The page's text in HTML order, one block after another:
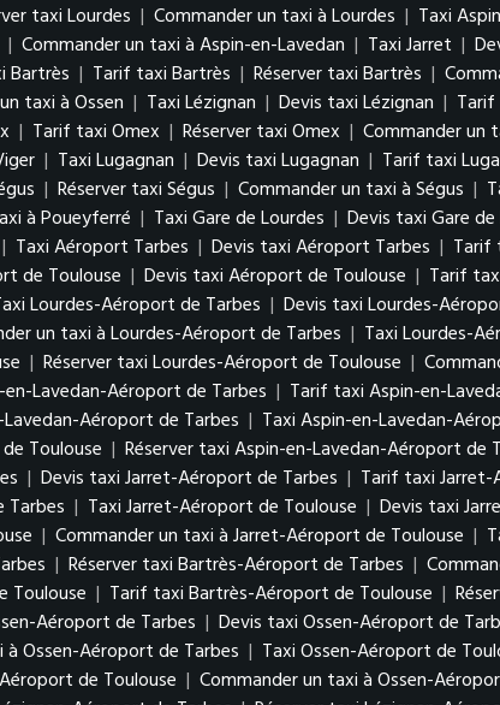
taxi Lourdes | Commander un taxi à Lourdes | Taxi
| Commander un taxi à Aspin-en-Lavedan | Taxi Jarret |
Bartrès | Tarif taxi Bartrès | Réserver taxi Bartrès |
taxi à Ossen | Taxi Lézignan | Devis taxi Lézignan |
| Tarif taxi Omex | Réserver taxi Omex | Commander un
| Taxi Lugagnan | Devis taxi Lugagnan | Tarif taxi
| Réserver taxi Ségus | Commander un taxi à Ségus |
à Poueyferré | Taxi Gare de Lourdes | Devis taxi Gare
| Taxi Aéroport Tarbes | Devis taxi Aéroport Tarbes | Tarif
de Toulouse | Devis taxi Aéroport de Toulouse | Tarif
Lourdes-Aéroport de Tarbes | Devis taxi Lourdes-
un taxi à Lourdes-Aéroport de Tarbes | Taxi Lourdes-
| Réserver taxi Lourdes-Aéroport de Toulouse |
Lavedan-Aéroport de Tarbes | Tarif taxi Aspin-en-
Aéroport de Tarbes | Taxi Aspin-en-Lavedan-
Toulouse | Réserver taxi Aspin-en-Lavedan-Aéroport de
| Devis taxi Jarret-Aéroport de Tarbes | Tarif taxi Jarret-
Tarbes | Taxi Jarret-Aéroport de Toulouse | Devis taxi
| Commander un taxi à Jarret-Aéroport de Toulouse |
| Réserver taxi Bartrès-Aéroport de Tarbes |
Toulouse | Tarif taxi Bartrès-Aéroport de Toulouse |
Aéroport de Tarbes | Devis taxi Ossen-Aéroport de
Ossen-Aéroport de Tarbes | Taxi Ossen-Aéroport de
de Toulouse | Commander un taxi à Ossen-